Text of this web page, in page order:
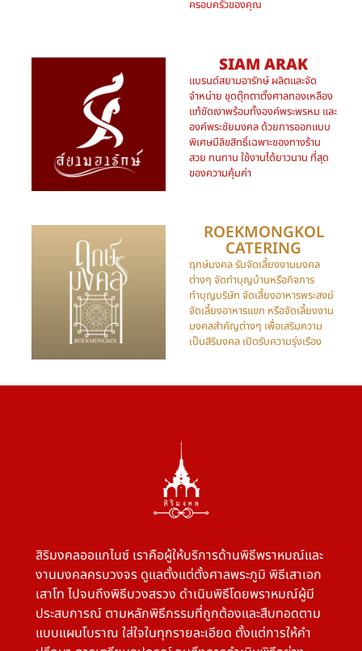
ครอบครัวของคุณ
SIAM ARAK
แบรนด์สยามอารักษ์ ผลิตและจัด
จำหน่าย ชุดตุ๊กตาตั้งศาลทองเหลือง
แท้ขัดเงาพร้อมทั้งองค์พระพรหม และ
องค์พระชัยมงคล ด้วยการออกแบบ
พิเศษมีลิขสิทธิ์เฉพาะของทางร้าน
สวย ทนทาน ใช้งานได้ยาวนาน ที่สุด
ของความคุ้มค่า
ROEKMONGKOL
CATERING​
ฤกษ์มงคล รับจัดเลี้ยงงานมงคล
ต่างๆ จัดทำบุญบ้านหรือกิจการ
ทำบุญบริษัท จัดเลี้ยงอาหารพระสงฆ์
จัดเลี้ยงอาหารแขก หรือจัดเลี้ยงงาน
มงคลสำคัญต่างๆ เพื่อเสริมความ
เป็นสิริมงคล เปิดรับความรุ่งเรือง
สิริมงคลออแกไนซ์ เราคือผู้ให้บริการด้านพิธีพราหมณ์และ
งานมงคลครบวงจร ดูแลตั้งแต่ตั้งศาลพระภูมิ พิธีเสาเอก
เสาโท ไปจนถึงพิธีบวงสรวง ดำเนินพิธีโดยพราหมณ์ผู้มี
ประสบการณ์ ตามหลักพิธีกรรมที่ถูกต้องและสืบทอดตาม
แบบแผนโบราณ ใส่ใจในทุกรายละเอียด ตั้งแต่การให้คำ